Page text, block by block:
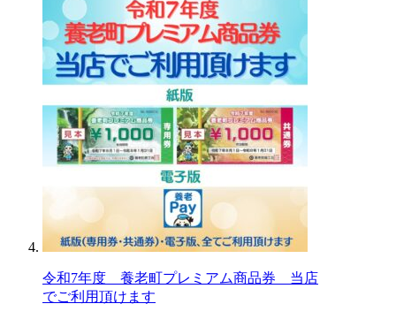
令和7年度 養老町プレミアム商品券 当店
でご利用頂けます